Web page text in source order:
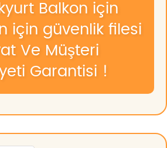
Balkon için
için güvenlik filesi
Ve Müşteri
Garantisi !